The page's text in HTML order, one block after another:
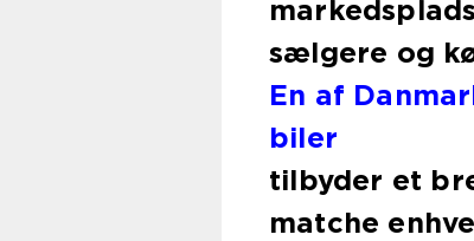
sælgere og
En af
biler
tilbyder et
matche